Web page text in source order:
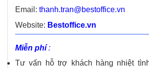
Email: thanh.tran@bestoffice.vn
Website: Bestoffice.vn
Miễn phí:
Tư vấn hỗ trợ khách hàng nhiệt